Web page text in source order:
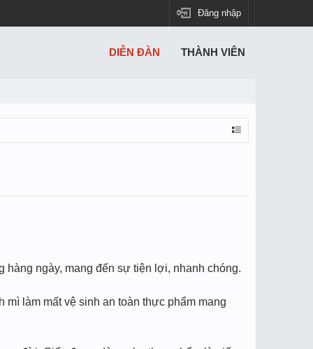
Đăng nhập
ngày, mang đến sự tiện lợi, nhanh chóng.
làm mất vệ sinh an toàn thực phẩm mang
DIỄN ĐÀN THÀNH VIÊN